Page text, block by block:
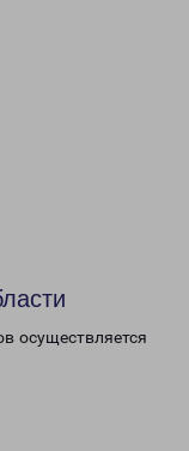
осуществляется